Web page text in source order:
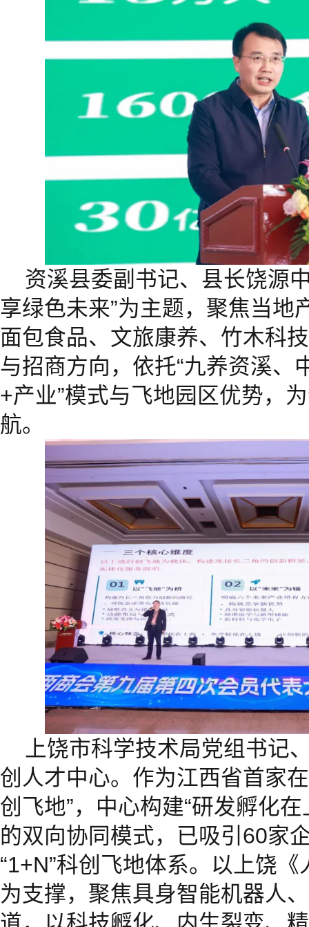
资溪县委副书记、县长饶源
享绿色未来”为主题，聚焦当地
面包食品、文旅康养、竹木科
与招商方向，依托“九养资溪、
+产业”模式与飞地园区优势，
航。
上饶市科学技术局党组书记
创人才中心。作为江西省首家
创飞地”，中心构建“研发孵化
的双向协同模式，已吸引60家
“1+N”科创飞地体系。以上饶
为支撑，聚焦具身智能机器人